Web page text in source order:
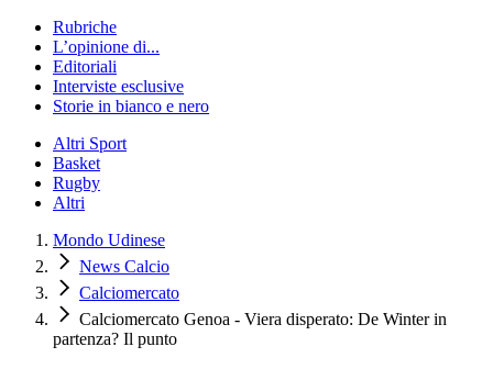
Rubriche
L’opinione di...
Editoriali
Interviste esclusive
Storie in bianco e nero
Altri Sport
Basket
Rugby
Altri
Mondo Udinese
News Calcio
Calciomercato
Calciomercato Genoa - Viera disperato: De Winter in
partenza? Il punto